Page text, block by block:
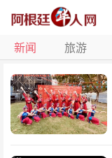
新闻 旅游